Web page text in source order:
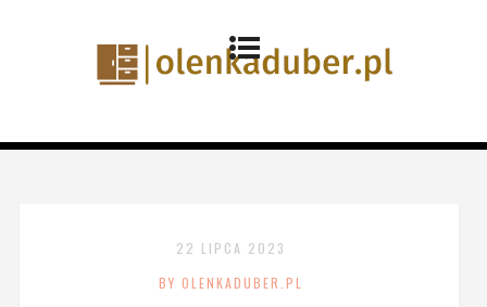
22 LIPCA 2023
BY OLENKADUBER.PL